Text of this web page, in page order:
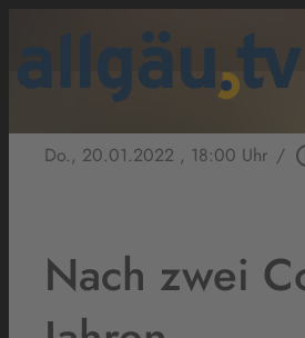
Do., 20.01.2022 , 18:00 Uhr /
Nach zwei